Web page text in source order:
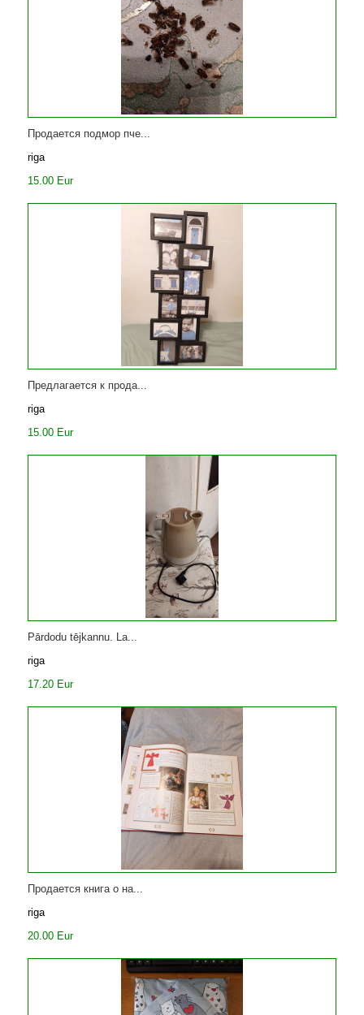
Продается подмор пче...
riga
15.00 Eur
Предлагается к прода...
riga
15.00 Eur
Pārdodu tējkannu. La...
riga
17.20 Eur
Продается книга о на...
riga
20.00 Eur